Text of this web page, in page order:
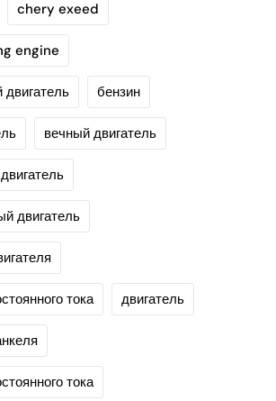
chery exeed
engine
бензин
вечный двигатель
двигатель
тока двигатель
тока